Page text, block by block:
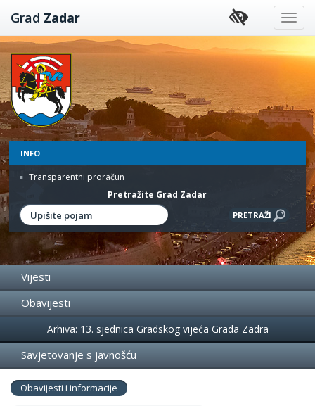
Preskoči
na
sadržaj
Grad Zadar
INFO
Transparentni proračun
Pretražite Grad Zadar
Vijesti
Obavijesti
Događanja
Arhiva: 13. sjednica Gradskog vijeća Grada Zadra
Savjetovanje s javnošću
Obavijesti i informacije